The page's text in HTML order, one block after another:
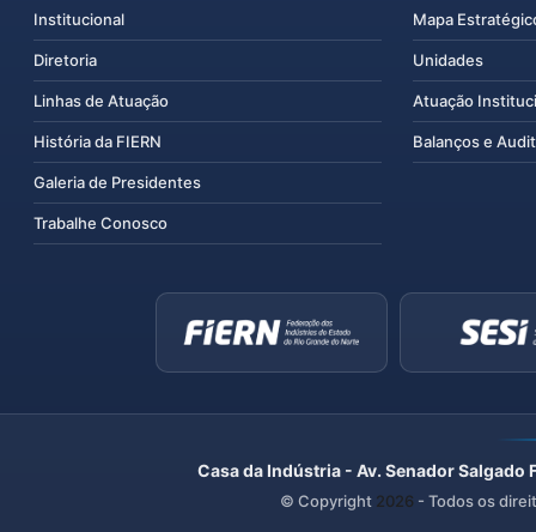
Institucional
Diretoria
Linhas de Atuação
História da FIERN
Galeria de Presidentes
Trabalhe Conosco
Mapa
Unidades
Atuação
Balanços e
Casa da Indústria - Av. Senador
© Copyright 2026 - Todos os